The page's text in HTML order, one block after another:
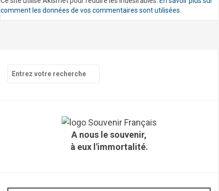
comment les données de vos commentaires sont utilisées
r
A nous le souvenir,
à eux l'immortalité.